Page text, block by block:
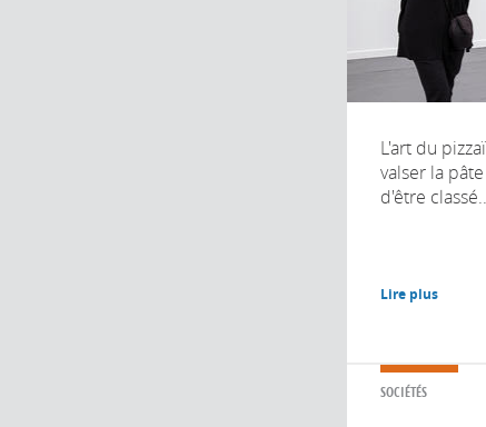
L'art du
valser la
d'être
Lire plus
SOCIÉTÉS